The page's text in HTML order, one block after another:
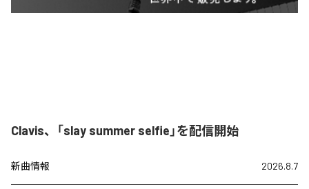
Clavis、「slay summer selfie」を配信開始
新曲情報 2026.8.7